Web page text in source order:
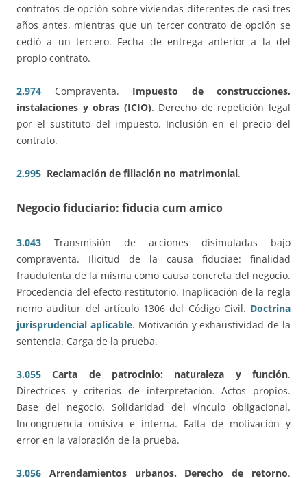
contratos de opción sobre viviendas diferentes de casi tres
años antes, mientras que un tercer contrato de opción se
cedió a un tercero. Fecha de entrega anterior a la del
propio contrato.
2.974 Compraventa. Impuesto de construcciones,
instalaciones y obras (ICIO). Derecho de repetición legal
por el sustituto del impuesto. Inclusión en el precio del
contrato.
2.995 Reclamación de filiación no matrimonial.
Negocio fiduciario: fiducia cum amico
3.043 Transmisión de acciones disimuladas bajo
compraventa. Ilicitud de la causa fiduciae: finalidad
fraudulenta de la misma como causa concreta del negocio.
Procedencia del efecto restitutorio. Inaplicación de la regla
nemo auditur del artículo 1306 del Código Civil. Doctrina
jurisprudencial aplicable. Motivación y exhaustividad de la
sentencia. Carga de la prueba.
3.055 Carta de patrocinio: naturaleza y función.
Directrices y criterios de interpretación. Actos propios.
Base del negocio. Solidaridad del vínculo obligacional.
Incongruencia omisiva e interna. Falta de motivación y
error en la valoración de la prueba.
3.056 Arrendamientos urbanos. Derecho de retorno.